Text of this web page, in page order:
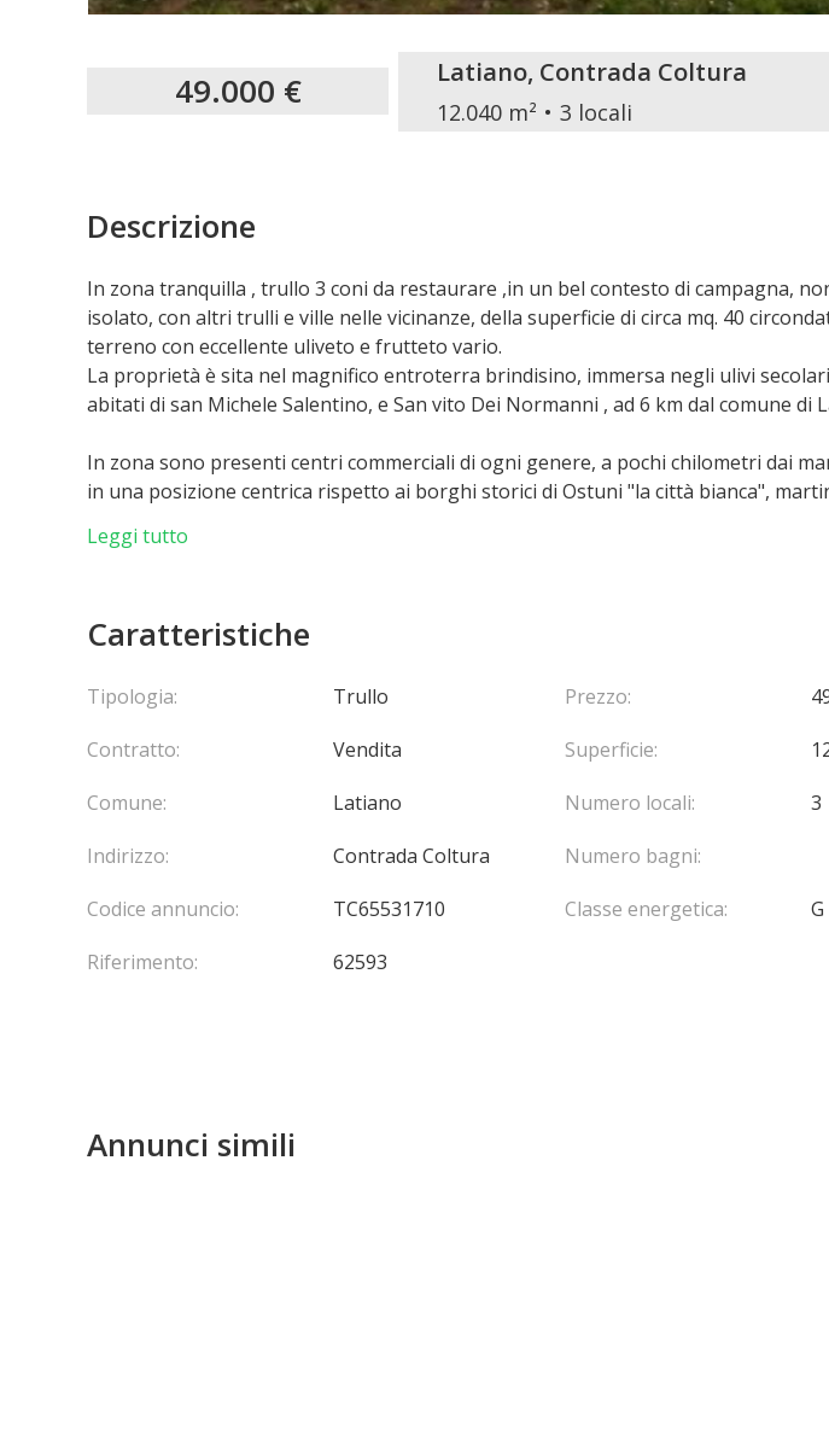
49.000 € Latiano, Contrada Coltura
12.040 m² 3 locali
Descrizione
In zona tranquilla , trullo 3 coni da restaurare ,in un bel contesto di campagna,
isolato, con altri trulli e ville nelle vicinanze, della superficie di circa mq. 40
terreno con eccellente uliveto e frutteto vario.
La proprietà è sita nel magnifico entroterra brindisino, immersa negli ulivi
abitati di san Michele Salentino, e San vito Dei Normanni , ad 6 km dal comune di
In zona sono presenti centri commerciali di ogni genere, a pochi chilometri dai
in una posizione centrica rispetto ai borghi storici di Ostuni "la città bianca",
Leggi tutto
Caratteristiche
Tipologia:
Trullo
Contratto:
Vendita
Comune:
Latiano
Indirizzo:
Contrada Coltura
Codice annuncio:
TC65531710
Riferimento:
62593
Prezzo:
Superficie:
Numero locali:
3
Numero bagni:
Classe energetica:
G
Annunci simili